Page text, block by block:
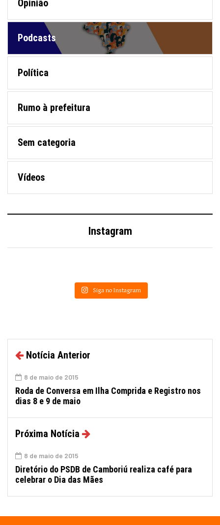
Opinião
Podcasts
Política
Rumo à prefeitura
Sem categoria
Vídeos
Instagram
Siga no Instagram
Notícia Anterior
8 de maio de 2015
Roda de Conversa em Ilha Comprida e Registro nos
dias 8 e 9 de maio
Próxima Notícia
8 de maio de 2015
Diretório do PSDB de Camboriú realiza café para
celebrar o Dia das Mães